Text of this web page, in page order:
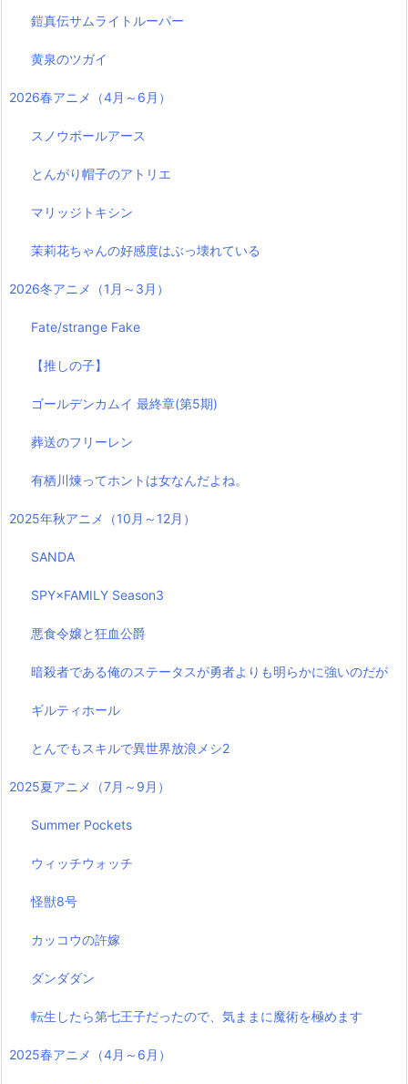
鎧真伝サムライトルーパー
黄泉のツガイ
2026春アニメ（4月～6月）
スノウボールアース
とんがり帽子のアトリエ
マリッジトキシン
茉莉花ちゃんの好感度はぶっ壊れている
2026冬アニメ（1月～3月）
Fate/strange Fake
【推しの子】
ゴールデンカムイ 最終章(第5期)
葬送のフリーレン
有栖川煉ってホントは女なんだよね。
2025年秋アニメ（10月～12月）
SANDA
SPY×FAMILY Season3
悪食令嬢と狂血公爵
暗殺者である俺のステータスが勇者よりも明らかに強いのだが
ギルティホール
とんでもスキルで異世界放浪メシ2
2025夏アニメ（7月～9月）
Summer Pockets
ウィッチウォッチ
怪獣8号
カッコウの許嫁
ダンダダン
転生したら第七王子だったので、気ままに魔術を極めます
2025春アニメ（4月～6月）